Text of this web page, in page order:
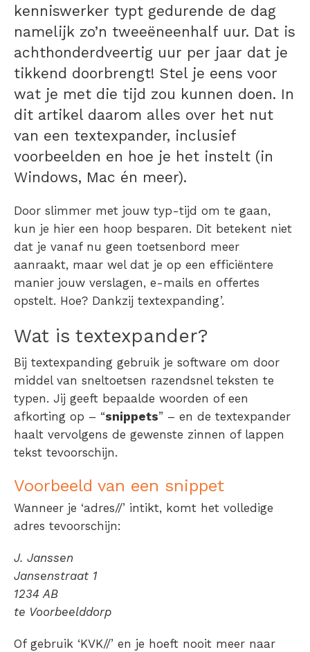
kenniswerker typt gedurende de dag
namelijk zo’n tweeëneenhalf uur. Dat is
achthonderdveertig uur per jaar dat je
tikkend doorbrengt! Stel je eens voor
wat je met die tijd zou kunnen doen. In
dit artikel daarom alles over het nut
van een textexpander, inclusief
voorbeelden en hoe je het instelt (in
Windows, Mac én meer).
Door slimmer met jouw typ-tijd om te gaan,
kun je hier een hoop besparen. Dit betekent niet
dat je vanaf nu geen toetsenbord meer
aanraakt, maar wel dat je op een efficiëntere
manier jouw verslagen, e-mails en offertes
opstelt. Hoe? Dankzij textexpanding’.
Wat is textexpander?
Bij textexpanding gebruik je software om door
middel van sneltoetsen razendsnel teksten te
typen. Jij geeft bepaalde woorden of een
afkorting op – “snippets” – en de textexpander
haalt vervolgens de gewenste zinnen of lappen
tekst tevoorschijn.
Voorbeeld van een snippet
Wanneer je ‘adres//’ intikt, komt het volledige
adres tevoorschijn:
J. Janssen
Jansenstraat 1
1234 AB
te Voorbeelddorp
Of gebruik ‘KVK//’ en je hoeft nooit meer naar